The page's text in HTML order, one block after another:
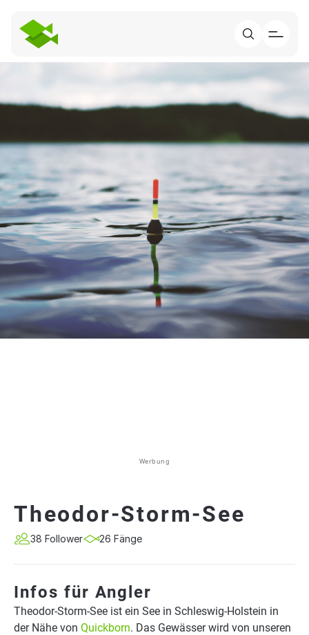
Werbung
Theodor-Storm-See
38 Follower 26 Fänge
Infos für Angler
Theodor-Storm-See ist ein See in Schleswig-Holstein in
der Nähe von Quickborn. Das Gewässer wird von unseren